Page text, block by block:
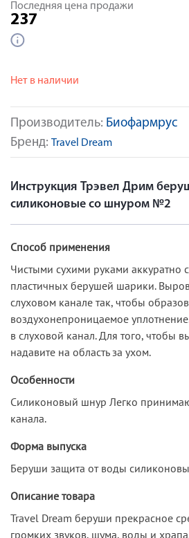
Производитель: Биофармрус
Бренд: Travel Dream
Последняя цена продажи
237
Нет в наличии
Инструкция Трэвел Дрим
силиконовые со шнуром №2
Способ применения
Чистыми сухими руками аккуратно
пластичных берушей шарики.
слуховом канале так, чтобы
воздухонепроницаемое
в слуховой канал. Для того, чтобы
надавите на область за ухом.
Особенности
Силиконовый шнур Легко
канала.
Форма выпуска
Беруши защита от воды
Описание товара
Travel Dream беруши прекрасное
громких звуков, шума, воды и